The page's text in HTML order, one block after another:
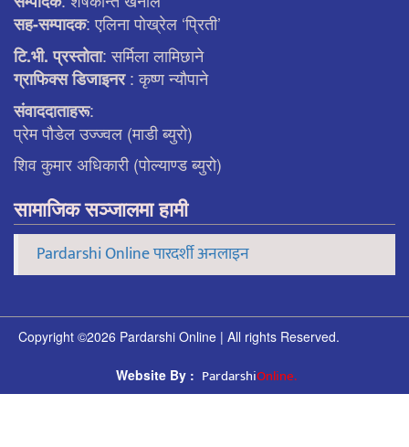
सह-सम्पादक: एलिना पाेख्रेल ‘प्रिती’
टि.भी. प्रस्ताेता: सर्मिला लामिछाने
ग्राफिक्स डिजाइनर: कृष्ण न्याैपाने
संवाददाताहरू:
प्रेम पौडेल उज्ज्वल (माडी ब्युरो)
शिव कुमार अधिकारी (पोल्याण्ड ब्युरो)
सामाजिक सञ्जालमा हामी
Pardarshi Online पारदर्शी अनलाइन
Copyright ©2026 Pardarshi Online | All rights Reserved.
Website By : PardarshiOnline.